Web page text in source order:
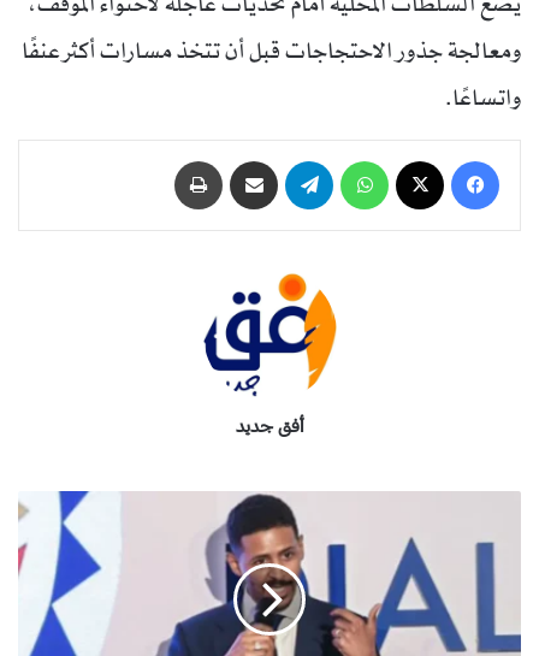
ومعالجة جذور الاحتجاجات قبل أن تتخذ مسارات أكثر عنفًا
واتساعًا.
أفق جديد